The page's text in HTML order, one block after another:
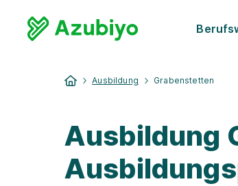
Ausbildung Grabenstetten
Ausbildung